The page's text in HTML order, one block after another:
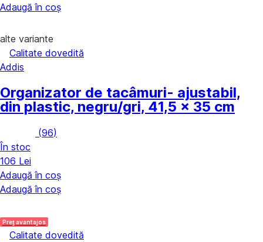
Adaugă în coș
alte variante
Calitate dovedită
Addis
Organizator de tacâmuri- ajustabil,
din plastic, negru/gri, 41,5 x 35 cm
(96)
În stoc
106 Lei
Adaugă în coș
Adaugă în coș
Preț avantajos
Calitate dovedită